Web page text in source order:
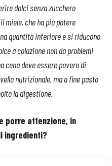
dolci senza zucchero
miele, che ha più potere
quantità inferiore e si riducono
a colazione non da problemi
cena deve essere povero di
nutrizionale, ma a fine pasto
la digestione.
porre attenzione, in
ingredienti?